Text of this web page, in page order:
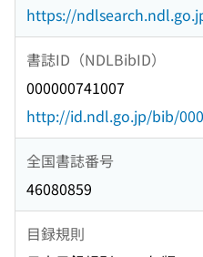
https://
書誌ID（NDLBibID）
000000741007
http://id.ndl.go.jp/bib/
全国書誌番号
46080859
目録規則